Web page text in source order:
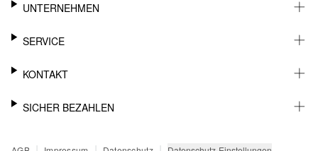
UNTERNEHMEN
KARRIERE
BARRIEREFREIHEIT
SERVICE
WHATSAPP
MEIN KONTO
KONTAKT
SUPPORT
SICHER BEZAHLEN